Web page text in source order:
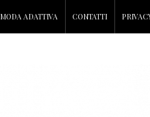
MODA ADATTIVA CONTATTI